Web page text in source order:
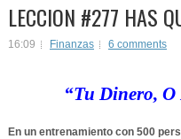
LECCION #277 HAS
16:09 Finanzas 6 comments
“Tu Dinero, O
En un entrenamiento con 500